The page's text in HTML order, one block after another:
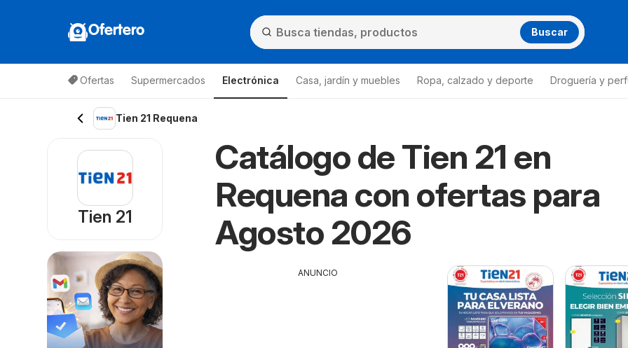
Ofertero Buscar
Ofertas Supermercados Electrónica Casa, jardín y muebles Ropa, calzado y deporte Droguería y
Tien 21 Requena
Catálogo de Tien 21 en
Requena con ofertas para
Agosto 2026
ANUNCIO
Tien 21